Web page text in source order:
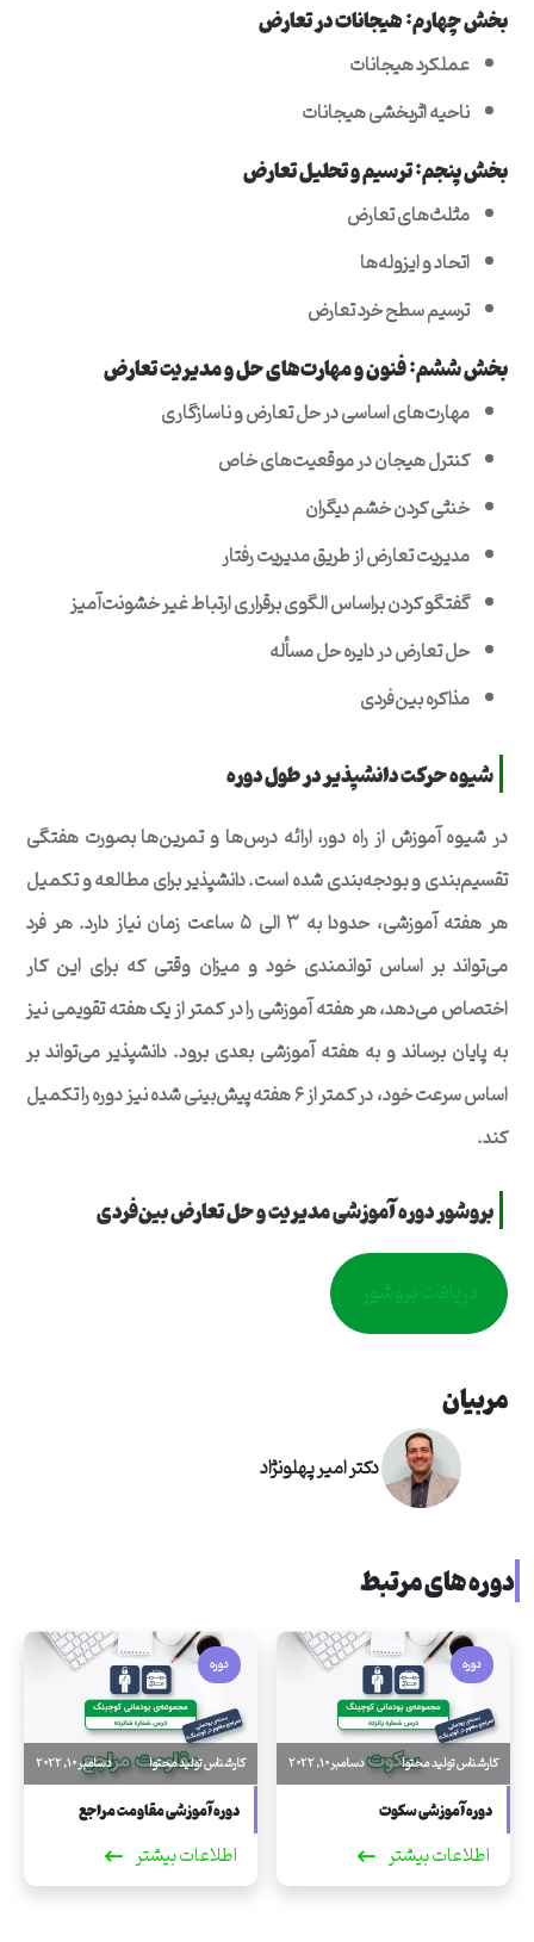
بخش چهارم: هیجانات در تعارض
عملکرد هیجانات
ناحیه اثربخشی هیجانات
بخش پنجم: ترسیم و تحلیل تعارض
مثلث‌های تعارض
اتحاد و ایزوله‌ها
ترسیم سطح خرد تعارض
بخش ششم: فنون و مهارت‌های حل و مدیریت تعارض
مهارت‌های اساسی در حل تعارض و ناسازگاری
کنترل هیجان در موقعیت‌های خاص
خنثی کردن خشم دیگران
مدیریت تعارض از طریق مدیریت رفتار
گفتگو کردن براساس الگوی برقراری ارتباط غیر خشونت‌آمیز
حل تعارض در دایره حل مسأله
مذاکره بین‌فردی
شیوه حرکت دانشپذیر در طول دوره
در شیوه آموزش از راه دور، ارائه درس‌ها و تمرین‌ها بصورت هفتگی
تقسیم‌بندی و بودجه‌بندی شده است. دانشپذیر برای مطالعه و تکمیل
هر هفته آموزشی، حدودا به ۳ الی ۵ ساعت زمان نیاز دارد. هر فرد
می‌تواند بر اساس توانمندی خود و میزان وقتی که برای این کار
اختصاص می‌دهد،‌ هر هفته آموزشی را در کمتر از یک هفته تقویمی نیز
به پایان برساند و به هفته آموزشی بعدی برود. دانشپذیر می‌تواند بر
اساس سرعت خود، در کمتر از ۶ هفته پیش‌بینی شده نیز دوره را تکمیل
کند.
بروشور دوره آموزشی مدیریت و حل تعارض بین‌فردی
دریافت بروشور
مربیان
دکتر امیر پهلونژاد
دوره های مرتبط
دوره
کارشناس تولید محتوا دسامبر 10, 2022
دوره آموزشی سکوت
اطلاعات بیشتر
دوره
کارشناس تولید محتوا دسامبر 10, 2022
دوره آموزشی مقاومت مراجع
اطلاعات بیشتر